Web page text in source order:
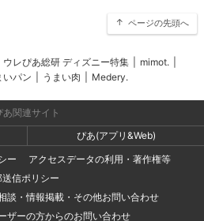
ページの先頭へ
ウレぴあ総研 ディズニー特集 mimot.
いパン うまい肉 Medery.
あ関連サイト
ぴあ(アプリ&Web)
ー
アクセスデータの利用・著作権等
送信ポリシー
談・情報掲載・その他お問い合わせ
ザーの方からのお問い合わせ